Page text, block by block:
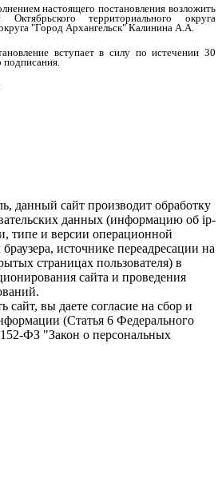
настоящего постановления возложить
территориального округа
"Город Архангельск" Калинина А.А.
вступает в силу по истечении 30
подписания.
данный сайт производит обработку
данных (информацию об ip-
типе и версии операционной
источнике переадресации на
страницах пользователя) в
сайта и проведения
сайт, вы даете согласие на сбор и
(Статья 6 Федерального
ФЗ "Закон о персональных